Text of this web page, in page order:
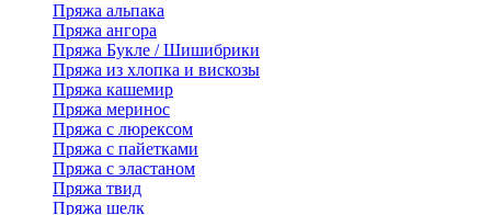
Пряжа альпака
Пряжа ангора
Пряжа Букле / Шишибрики
Пряжа из хлопка и вискозы
Пряжа кашемир
Пряжа меринос
Пряжа с люрексом
Пряжа с пайетками
Пряжа с эластаном
Пряжа твид
Пряжа шелк